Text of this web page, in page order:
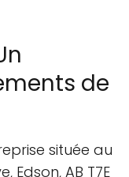
de
située au
Edson, AB T7E